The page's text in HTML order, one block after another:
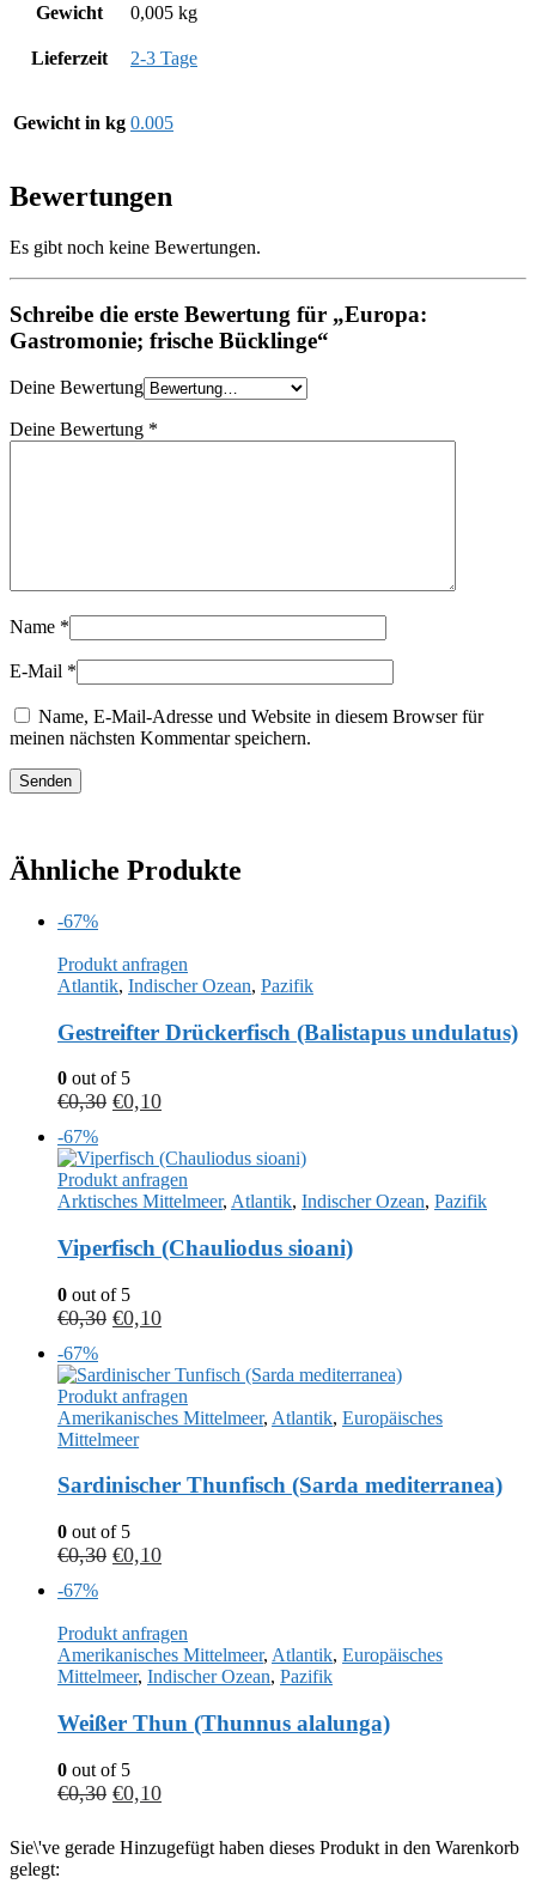
Gewicht 0,005 kg
Lieferzeit 2-3 Tage
Gewicht in kg 0.005
Bewertungen
Es gibt noch keine Bewertungen.
Schreibe die erste Bewertung für „Europa:
Gastromonie; frische Bücklinge“
Deine Bewertung
Deine Bewertung *
Name *
E-Mail *
Name, E-Mail-Adresse und Website in diesem Browser für
meinen nächsten Kommentar speichern.
Ähnliche Produkte
-67%
Produkt anfragen
Atlantik, Indischer Ozean, Pazifik
Gestreifter Drückerfisch (Balistapus undulatus)
0 out of 5
€0,30 €0,10
-67%
Produkt anfragen
Arktisches Mittelmeer, Atlantik, Indischer Ozean, Pazifik
Viperfisch (Chauliodus sioani)
0 out of 5
€0,30 €0,10
-67%
Produkt anfragen
Amerikanisches Mittelmeer, Atlantik, Europäisches
Mittelmeer
Sardinischer Thunfisch (Sarda mediterranea)
0 out of 5
€0,30 €0,10
-67%
Produkt anfragen
Amerikanisches Mittelmeer, Atlantik, Europäisches
Mittelmeer, Indischer Ozean, Pazifik
Weißer Thun (Thunnus alalunga)
0 out of 5
€0,30 €0,10
Sie\'ve gerade Hinzugefügt haben dieses Produkt in den Warenkorb
gelegt: